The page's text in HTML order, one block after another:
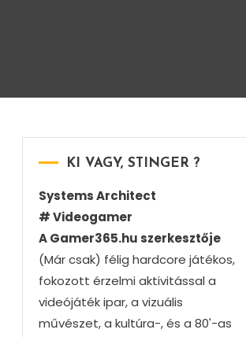
KI VAGY, STINGER ?
Systems Architect
# Videogamer
A Gamer365.hu szerkesztője
(Már csak) félig hardcore játékos,
fokozott érzelmi aktivitással a
videójáték ipar, a vizuális
művészet, a kultúra-, és a 80'-as